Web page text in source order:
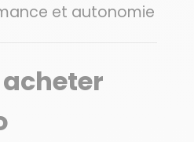
et autonomie